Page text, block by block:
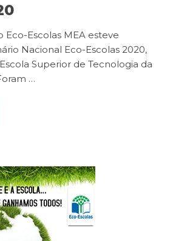
Eco-Escolas MEA esteve
Nacional Eco-Escolas 2020,
Superior de Tecnologia da
…